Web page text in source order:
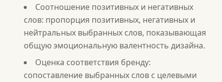
Соотношение позитивных и негативных
слов: пропорция позитивных, негативных и
нейтральных выбранных слов, показывающая
общую эмоциональную валентность дизайна.
Оценка соответствия бренду:
сопоставление выбранных слов с целевыми